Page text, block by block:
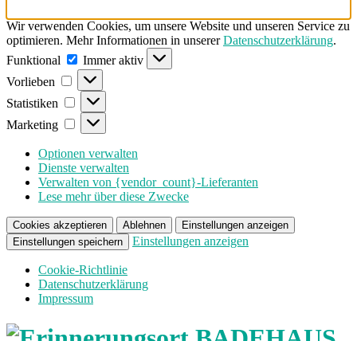
Wir verwenden Cookies, um unsere Website und unseren Service zu
optimieren. Mehr Informationen in unsererDatenschutzerklärung.
Funktional
Funktional
Immer aktiv
Vorlieben
Vorlieben
Statistiken Statistiken
Marketing Marketing
Optionen verwalten
Dienste verwalten
Verwalten von {vendor_count}-Lieferanten
Lese mehr über diese Zwecke
Cookies akzeptieren Ablehnen
Einstellungen anzeigen
Einstellungen speichern
Einstellungen anzeigen
Cookie-Richtlinie
Datenschutzerklärung
Impressum